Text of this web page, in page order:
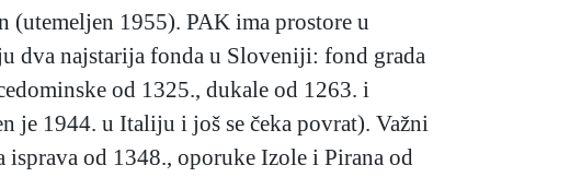
1955). PAK ima prostore u
dva najstarija fonda u Sloveniji: fond grada
od 1325., dukale od 1263. i
je 1944. u Italiju i još se čeka povrat). Važni
od 1348., oporuke Izole i Pirana od